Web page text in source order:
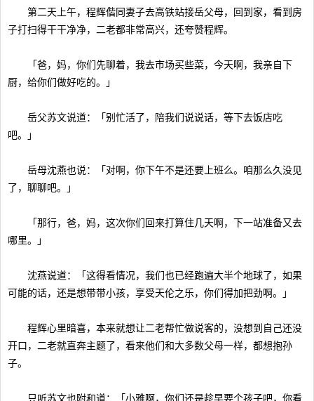
第二天上午，程辉偕同妻子去高铁站接岳父母，回到家，看到房
子打扫得干干净净，二老都非常高兴，还夸赞程辉。
「爸，妈，你们先聊着，我去市场买些菜，今天啊，我亲自下
厨，给你们做好吃的。」
岳父苏文说道：「别忙活了，陪我们说说话，等下去饭店吃
吧。」
岳母沈燕也说：「对啊，你下午不是还要上班么。咱那么久没见
了，聊聊吧。」
「那行，爸，妈，这次你们回来打算住几天啊，下一站准备又去
哪里。」
沈燕说道：「这得看情况，我们也已经跑遍大半个地球了，如果
可能的话，还是想带带小孩，享受天伦之乐，你们得加把劲啊。」
程辉心里暗喜，本来就想让二老帮忙做说客的，没想到自己还没
开口，二老就直奔主题了，看来他们和大多数父母一样，都想抱孙
子。
只听苏文也附和道：「小雅啊，你们还是趁早要个孩子吧，你看